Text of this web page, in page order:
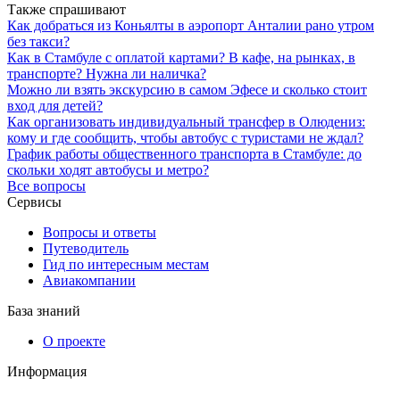
Также спрашивают
Как добраться из Коньялты в аэропорт Анталии рано утром
без такси?
Как в Стамбуле с оплатой картами? В кафе, на рынках, в
транспорте? Нужна ли наличка?
Можно ли взять экскурсию в самом Эфесе и сколько стоит
вход для детей?
Как организовать индивидуальный трансфер в Олюдениз:
кому и где сообщить, чтобы автобус с туристами не ждал?
График работы общественного транспорта в Стамбуле: до
скольки ходят автобусы и метро?
Все вопросы
Сервисы
Вопросы и ответы
Путеводитель
Гид по интересным местам
Авиакомпании
База знаний
О проекте
Информация